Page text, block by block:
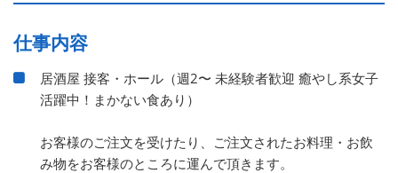
仕事内容
居酒屋 接客・ホール（週2〜 未経験者歓迎 癒やし系女子
活躍中！まかない食あり）
お客様のご注文を受けたり、ご注文されたお料理・お飲
み物をお客様のところに運んで頂きます。